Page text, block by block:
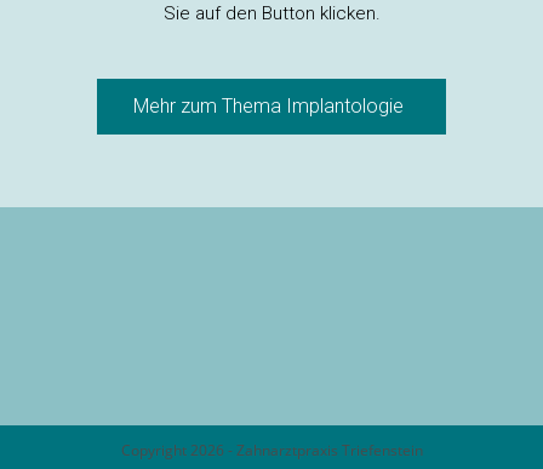
Sie auf den Button klicken.
Mehr zum Thema Implantologie
Copyright 2026 - Zahnarztpraxis Triefenstein